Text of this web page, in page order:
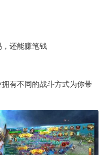
还能赚笔钱
有不同的战斗方式为你带